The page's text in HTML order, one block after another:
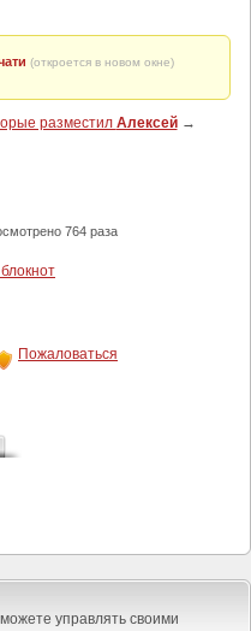
(откроется в новом окне)
разместил Алексей→
764 раза
Пожаловаться
управлять своими